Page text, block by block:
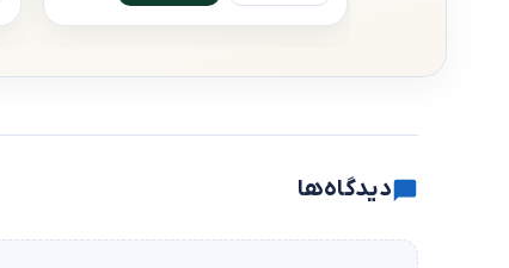
دیدگاه‌ها